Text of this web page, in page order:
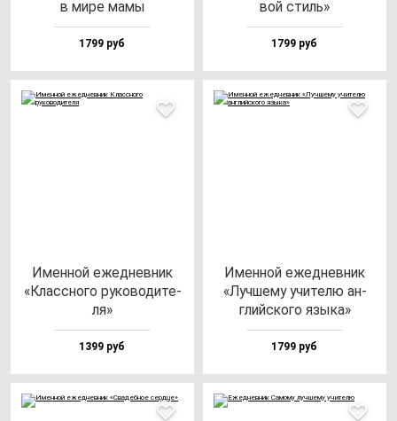
в ми­ре ма­мы
1799 руб
вой стиль»
1799 руб
Имен­ной ежед­нев­ник
«Клас­сно­го ру­ко­во­ди­те­
ля»
1399 руб
Имен­ной ежед­нев­ник
«Луч­ше­му учи­те­лю ан­
глий­ско­го язы­ка»
1799 руб